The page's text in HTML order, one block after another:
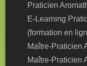
Praticien
E-Learning
(formation en
Maître-Praticien
Maître-Praticien